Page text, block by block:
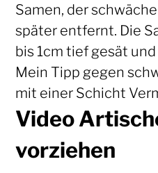
Samen, der
später entfernt. Die
bis 1cm tief gesät
Mein Tipp gegen
mit einer Schicht
Video
vorziehen